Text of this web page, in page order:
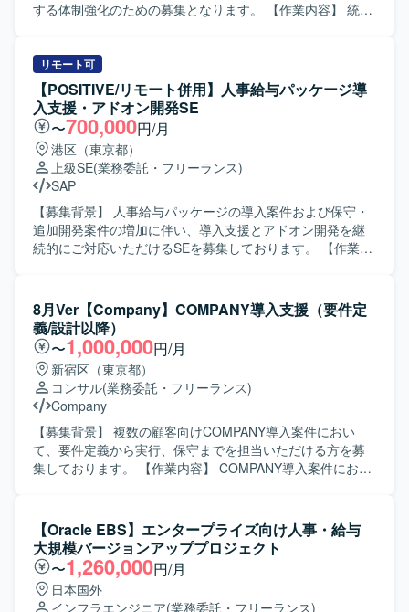
する体制強化のための募集となります。 【作業内容】 統合
は、プロジェクトの進捗管理や課題管理、システム設定作
業、テストや検証対応、データ移行作業の計画・実施・結
果確認などを行っていただきます。また、COMPANY（CJK
／CSR／CWS Ver.8）を中心とした設定支援や、導入プロ
ジェクトにおける推進および是正対応にも携わっていただ
きます。 【求める人物像】 人事システム領域に興味を持
ち、自ら課題を捉えて主体的に改善提案や推進ができる方
を求めています。顧客およびベンダーとのコミュニケーシ
ョンを円滑に行い、関係者を巻き込みながらプロジェクト
を前に進められる方を歓迎いたします。 【ポジションの魅
力】 大規模な統合人事システム導入プロジェクトに参画す
の立場で経験を積むことができ、複数プロダクトや周辺シ
ステムとの連携を含めた上流から下流まで一貫した経験を
積める環境です。 【開発環境】 統合人事システム
COMPANY（CJK／CSR／CWS Ver.8）を中心とした環境で
の作業となり、各種設定ツールやExcelなどを用いた資料・
ドキュメント作成も行っていただきます。
リモート可
【POSITIVE/リモート併用】人事給与パッケージ導
入支援・アドオン開発SE
〜700,000円/月
港区（東京都）
上級SE(業務委託・フリーランス)
SAP
【募集背景】 人事給与パッケージの導入案件および保守・
追加開発案件の増加に伴い、導入支援とアドオン開発を継
続的にご対応いただけるSEを募集しております。 【作業内
ます。また、導入後の保守対応やリピート対応、要望に応
じたアドオン開発を行っていただきます。案件に応じて、
要件定義から設計・開発・テストまで一連の工程のいずれ
かをご担当いただきます。 【求める人物像】 人事給与領域
の業務やシステムに関心を持ち、ユーザーの業務を理解し
ながら柔軟に対応いただける方を求めております。パッケ
ージ特性を踏まえた提案や改善に主体的に取り組める方で
すと望ましいです。 【ポジションの魅力】 大規模人事給与
パッケージの導入・保守・アドオン開発に継続的に携わる
ことで、業務知見と技術スキルの双方を高めることができ
シャリストとしてのキャリア形成が可能です。 【開発環
境】 POSITIVE人事給与パッケージを中心とした人事・給
与・就業システム環境での導入およびアドオン開発となり
ます。
8月Ver【Company】COMPANY導入支援（要件定
義/設計以降）
〜1,000,000円/月
新宿区（東京都）
コンサル(業務委託・フリーランス)
Company
【募集背景】 複数の顧客向けCOMPANY導入案件におい
て、要件定義から実行、保守までを担当いただける方を募
集しております。 【作業内容】 COMPANY導入案件におけ
を中心にご対応いただきます。製造業向けの制度変更対応
やCOM再構築案件、サービス業向けの組織図・社員番号変
更対応、不動産業向けのグループ会社導入案件など、複数
プロジェクトに参画いただきます。 【求める人物像】 複数
案件を並行して対応しながら、関係者と円滑にコミュニケ
【Oracle EBS】エンタープライズ向け人事・給与
大規模バージョンアッププロジェクト
〜1,260,000円/月
日本国外
インフラエンジニア(業務委託・フリーランス)